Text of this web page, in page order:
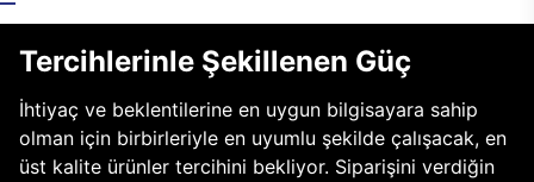
Tercihlerinle Şekillenen Güç
İhtiyaç ve beklentilerine en uygun bilgisayara sahip
olman için birbirleriyle en uyumlu şekilde çalışacak, en
üst kalite ürünler tercihini bekliyor. Siparişini verdiğin